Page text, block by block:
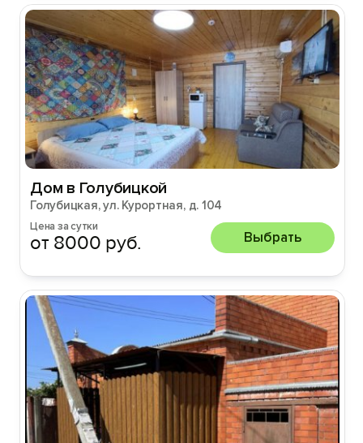
Дом в Голубицкой
Голубицкая, ул. Курортная, д. 104
Цена за сутки
от 8000 руб. Выбрать